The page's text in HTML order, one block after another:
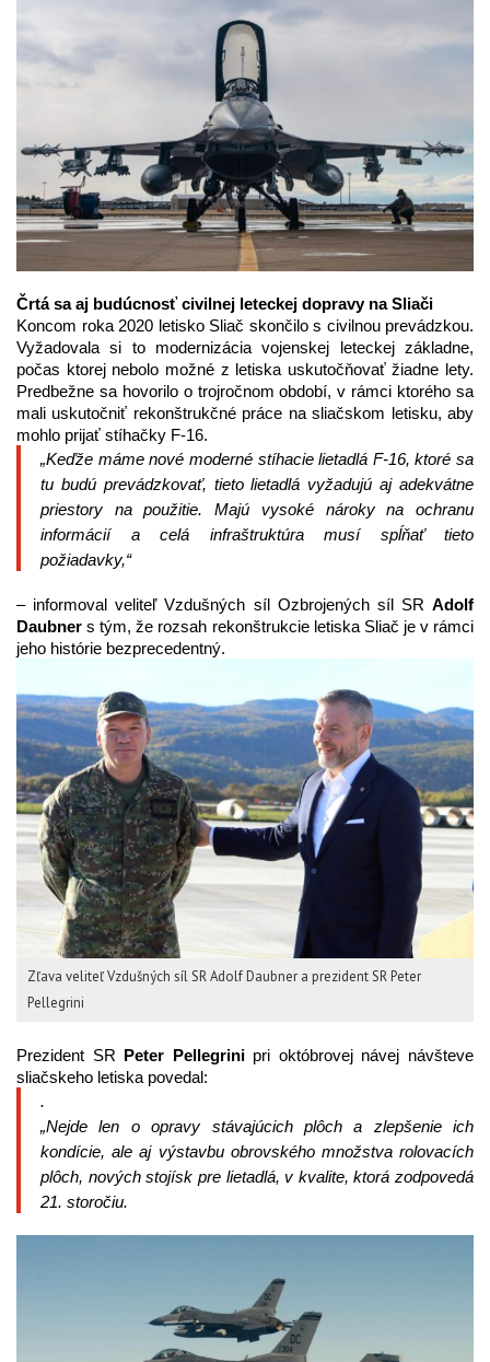
Črtá sa aj budúcnosť civilnej leteckej dopravy na Sliači
Koncom roka 2020 letisko Sliač skončilo s civilnou prevádzkou.
Vyžadovala si to modernizácia vojenskej leteckej základne,
počas ktorej nebolo možné z letiska uskutočňovať žiadne lety.
Predbežne sa hovorilo o trojročnom období, v rámci ktorého sa
mali uskutočniť rekonštrukčné práce na sliačskom letisku, aby
mohlo prijať stíhačky F-16.
„Keďže máme nové moderné stíhacie lietadlá F-16, ktoré sa
tu budú prevádzkovať, tieto lietadlá vyžadujú aj adekvátne
priestory na použitie. Majú vysoké nároky na ochranu
informácií a celá infraštruktúra musí spĺňať tieto
požiadavky,“
– informoval veliteľ Vzdušných síl Ozbrojených síl SR Adolf
Daubner s tým, že rozsah rekonštrukcie letiska Sliač je v rámci
jeho histórie bezprecedentný.
Zľava veliteľ Vzdušných síl SR Adolf Daubner a prezident SR Peter
Pellegrini
Prezident SR Peter Pellegrinipri októbrovej návej návšteve
sliačskeho letiska povedal:
.
„Nejde len o opravy stávajúcich plôch a zlepšenie ich
kondície, ale aj výstavbu obrovského množstva rolovacích
plôch, nových stojísk pre lietadlá, v kvalite, ktorá zodpovedá
21. storočiu.